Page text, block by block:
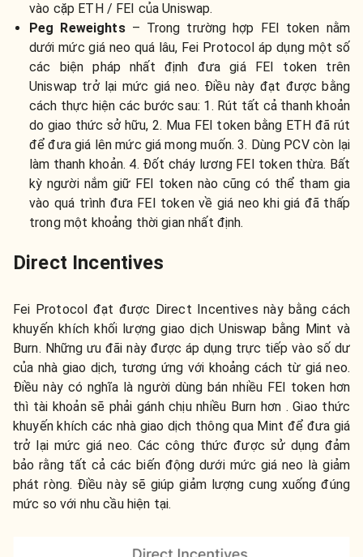
vào cặp ETH / FEI của Uniswap.
Peg Reweights– Trong trường hợp FEI token nằm
dưới mức giá neo quá lâu, Fei Protocol áp dụng một số
các biện pháp nhất định đưa giá FEI token trên
Uniswap trở lại mức giá neo. Điều này đạt được bằng
cách thực hiện các bước sau: 1. Rút tất cả thanh khoản
do giao thức sở hữu, 2. Mua FEI token bằng ETH đã rút
để đưa giá lên mức giá mong muốn. 3. Dùng PCV còn lại
làm thanh khoản. 4. Đốt cháy lương FEI token thừa. Bất
kỳ người nắm giữ FEI token nào cũng có thể tham gia
vào quá trình đưa FEI token về giá neo khi giá đã thấp
trong một khoảng thời gian nhất định.
Direct Incentives
Fei Protocol đạt được Direct Incentives này bằng cách
khuyến khích khối lượng giao dịch Uniswap bằng Mint và
Burn. Những ưu đãi này được áp dụng trực tiếp vào số dư
của nhà giao dịch, tương ứng với khoảng cách từ giá neo.
Điều này có nghĩa là người dùng bán nhiều FEI token hơn
thì tài khoản sẽ phải gánh chịu nhiều Burn hơn . Giao thức
khuyến khích các nhà giao dịch thông qua Mint để đưa giá
trở lại mức giá neo. Các công thức được sử dụng đảm
bảo rằng tất cả các biến động dưới mức giá neo là giảm
phát ròng. Điều này sẽ giúp giảm lượng cung xuống đúng
mức so với nhu cầu hiện tại.